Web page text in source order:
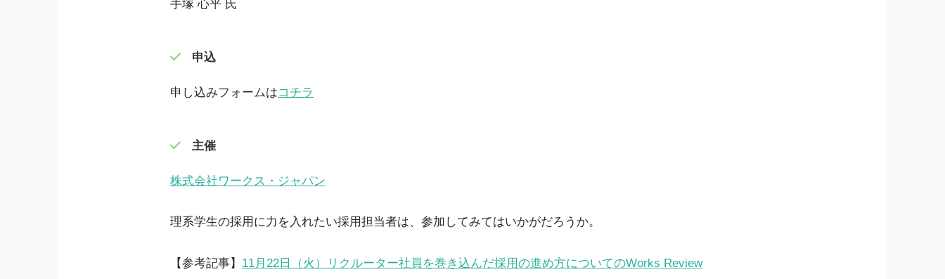
手塚 心平 氏
申込
申し込みフォームはコチラ
主催
株式会社ワークス・ジャパン
理系学生の採用に力を入れたい採用担当者は、参加してみてはいかがだろうか。
【参考記事】 11月22日（火）リクルーター社員を巻き込んだ採用の進め方についてのWorks Review